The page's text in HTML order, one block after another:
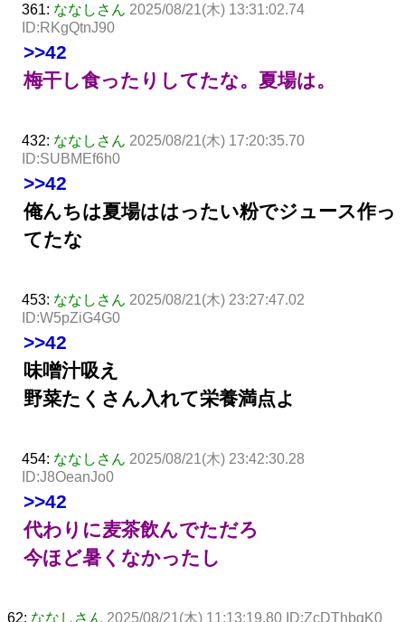
361: ななしさん 2025/08/21(木) 13:31:02.74
ID:RKgQtnJ90
>>42
梅干し食ったりしてたな。夏場は。
432: ななしさん 2025/08/21(木) 17:20:35.70
ID:SUBMEf6h0
>>42
俺んちは夏場ははったい粉でジュース作っ
てたな
453: ななしさん 2025/08/21(木) 23:27:47.02
ID:W5pZiG4G0
>>42
味噌汁吸え
野菜たくさん入れて栄養満点よ
454: ななしさん 2025/08/21(木) 23:42:30.28
ID:J8OeanJo0
>>42
代わりに麦茶飲んでただろ
今ほど暑くなかったし
62: ななしさん 2025/08/21(木) 11:13:19.80 ID:ZcDThbqK0